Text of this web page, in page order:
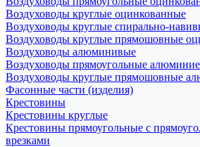
Воздуховоды круглые оцинкованные
Воздуховоды круглые спирально-
Воздуховоды круглые прямошовные
Воздуховоды алюминивые
Воздуховоды прямоугольные
Воздуховоды круглые прямошовные
Фасонные части (изделия)
Крестовины
Крестовины круглые
Крестовины прямоугольные с
врезками